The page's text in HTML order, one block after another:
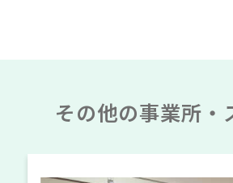
その他の事業所・